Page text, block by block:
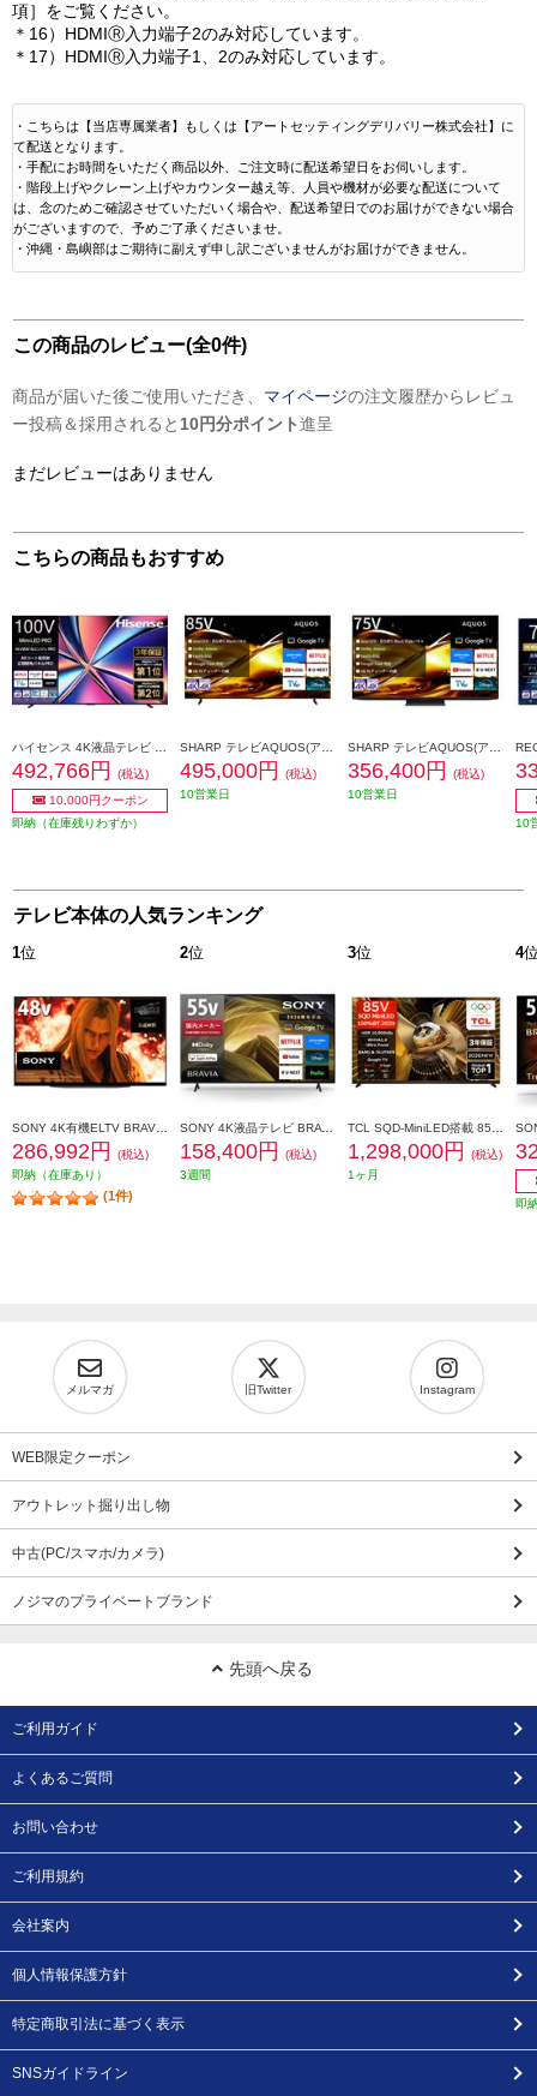
項］をご覧ください。
＊16）HDMIⓇ入力端子2のみ対応しています。
＊17）HDMIⓇ入力端子1、2のみ対応しています。
・こちらは【当店専属業者】もしくは【アートセッティングデリバリー株式会社】に
て配送となります。
・手配にお時間をいただく商品以外、ご注文時に配送希望日をお伺いします。
・階段上げやクレーン上げやカウンター越え等、人員や機材が必要な配送について
は、念のためご確認させていただいく場合や、配送希望日でのお届けができない場合
がございますので、予めご了承くださいませ。
・沖縄・島嶼部はご期待に副えず申し訳ございませんがお届けができません。
この商品のレビュー(全0件)
商品が届いた後ご使用いただき、 マイページの注文履歴からレビュ
ー投稿＆採用されると 10円分ポイント進呈
まだレビューはありません
こちらの商品もおすすめ
492,766円
(税込)
10,000円クーポン
即納（在庫残りわずか）
495,000円
(税込)
10営業日
356,400円
(税込)
10営業日
10
テレビ本体の人気ランキング
1位
286,992円
(税込)
即納（在庫あり）
(1件)
2位
158,400円
(税込)
3週間
3位
1,298,000円
(税込)
1ヶ月
4
即
メルマガ 旧Twitter Instagram
WEB限定クーポン
アウトレット掘り出し物
中古(PC/スマホ/カメラ)
ノジマのプライベートブランド
先頭へ戻る
ご利用ガイド
よくあるご質問
お問い合わせ
ご利用規約
会社案内
個人情報保護方針
特定商取引法に基づく表示
SNSガイドライン